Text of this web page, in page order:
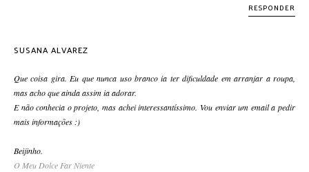
RESPONDER
SUSANA ALVAREZ
Que coisa gira. Eu que nunca uso branco ia ter dificuldade em arranjar a roupa,
mas acho que ainda assim ia adorar.
E não conhecia o projeto, mas achei interessantíssimo. Vou enviar um email a pedir
mais informações :)
Beijinho.
O Meu Dolce Far Niente